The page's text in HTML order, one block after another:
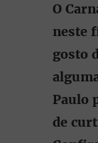
O
neste
gosto
Paulo
de